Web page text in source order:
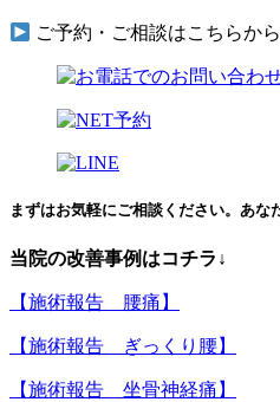
ご予約・ご相談はこちらから
まずはお気軽にご相談ください。あな
当院の改善事例はコチラ↓
【施術報告 腰痛】
【施術報告 ぎっくり腰】
【施術報告 坐骨神経痛】